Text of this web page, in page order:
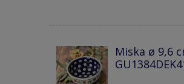
Miska ø 9,6